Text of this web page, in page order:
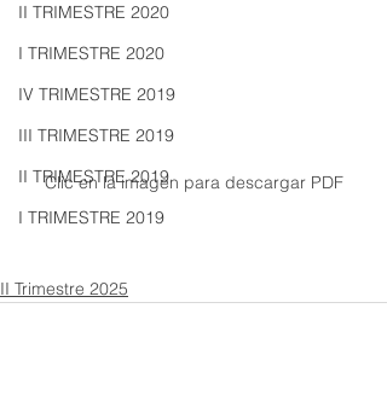
II TRIMESTRE 2020
I TRIMESTRE 2020
IV TRIMESTRE 2019
III TRIMESTRE 2019
II TRIMESTRE 2019
I TRIMESTRE 2019
Clic en la imagen para descargar PDF
II Trimestre 2025